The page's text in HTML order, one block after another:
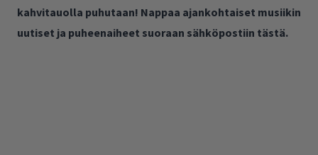
kahvitauolla puhutaan! Nappaa ajankohtaiset musiikin
uutiset ja puheenaiheet suoraan sähköpostiin tästä.